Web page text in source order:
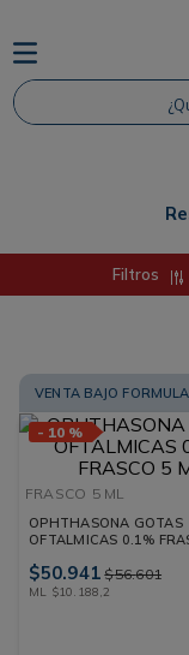
¿Qué producto
Filtros
VENTA BAJO
- 10 %
FRASCO 5 ML
OPHTHASONA GOTAS
OFTALMICAS 0.1%
$50.941 $56.601
ML $10. 188,2
TÉRMINOS MÁS